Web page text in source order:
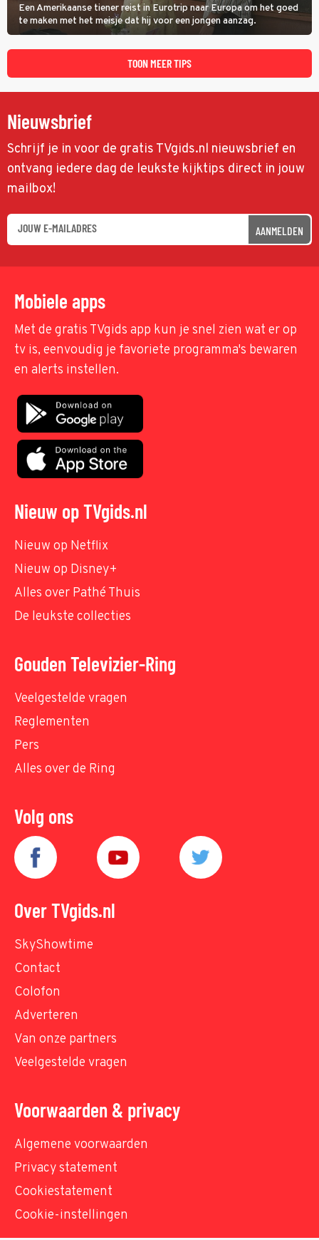
Een Amerikaanse tiener reist in Eurotrip naar Europa om het goed
te maken met het meisje dat hij voor een jongen aanzag.
TOON MEER TIPS
Nieuwsbrief
Schrijf je in voor de gratis TVgids.nl nieuwsbrief en
ontvang iedere dag de leukste kijktips direct in jouw
mailbox!
AANMELDEN
Mobiele apps
Met de gratis TVgids app kun je snel zien wat er op
tv is, eenvoudig je favoriete programma's bewaren
en alerts instellen.
Nieuw op TVgids.nl
Nieuw op Netflix
Nieuw op Disney+
Alles over Pathé Thuis
De leukste collecties
Gouden Televizier-Ring
Veelgestelde vragen
Reglementen
Pers
Alles over de Ring
Volg ons
Over TVgids.nl
SkyShowtime
Contact
Colofon
Adverteren
Van onze partners
Veelgestelde vragen
Voorwaarden & privacy
Algemene voorwaarden
Privacy statement
Cookiestatement
Cookie-instellingen